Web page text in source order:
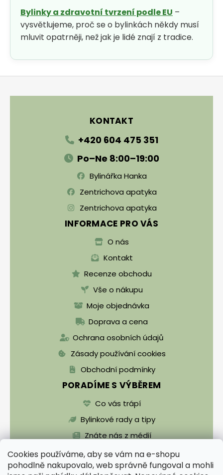
Cookies používáme, aby se vám na e-shopu
pohodlně nakupovalo, web správně fungoval a mohli
Bylinky a zdravotní tvrzení podle EU –
vysvětlujeme, proč se o bylinkách někdy musí
mluvit opatrněji, než jak je lidé znají z tradice.
KONTAKT
+420 604 475 351
Po–Ne 8:00–19:00
Bylinářka Hanka
Zentrichova apatyka
Zentrichova apatyka
INFORMACE PRO VÁS
O nás
Kontakt
Recenze obchodu
Vše o nákupu
Moje objednávka
Doprava a cena
Ochrana osobních údajů
Zásady používání cookies
Obchodní podmínky
PORADÍME S VÝBĚREM
Co vás trápí
Bylinkové rady a tipy
Znáte nás z médií